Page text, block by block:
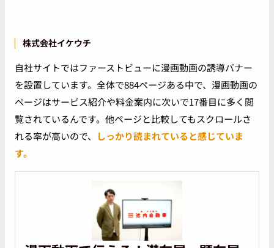
株式会社イケウチ
自社サイトではファーストビューに漫画動画の誘導バナー
を設置しています。全体で884ページある中で、漫画動画の
ページはサービス紹介や料金案内に次いで17番目に多く閲
覧されているんです。他ページと比較してもスクロールさ
れる率が高いので、
しっかり読まれていると感じていま
す。